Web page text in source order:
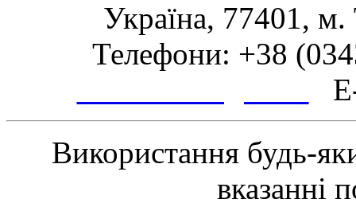
Україна, 77401,
Телефони: +38
Використання будь-
вказанні